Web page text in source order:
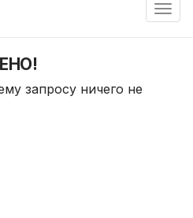
запросу ничего не